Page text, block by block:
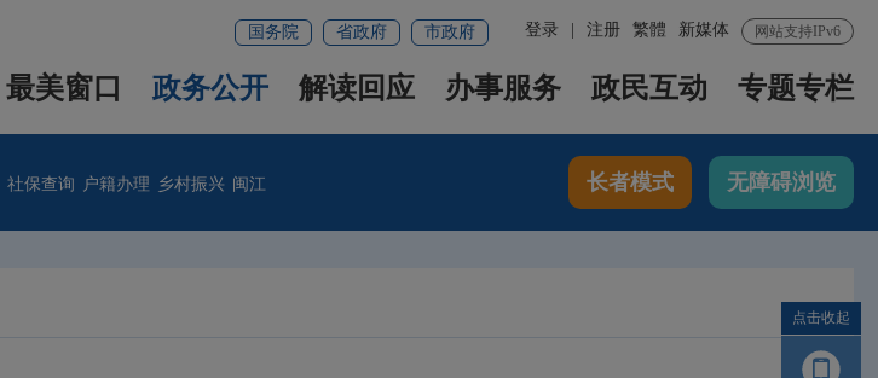
网站支持IPv6
新媒体
繁體
登录 注册
国务院 省政府 市政府
最美窗口 政务公开 解读回应 办事服务 政民互动 专题专栏
社保查询 户籍办理 乡村振兴 闽江 长者模式 无障碍浏览
点击收起